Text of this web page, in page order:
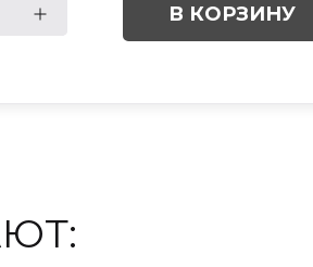
В КОРЗИНУ